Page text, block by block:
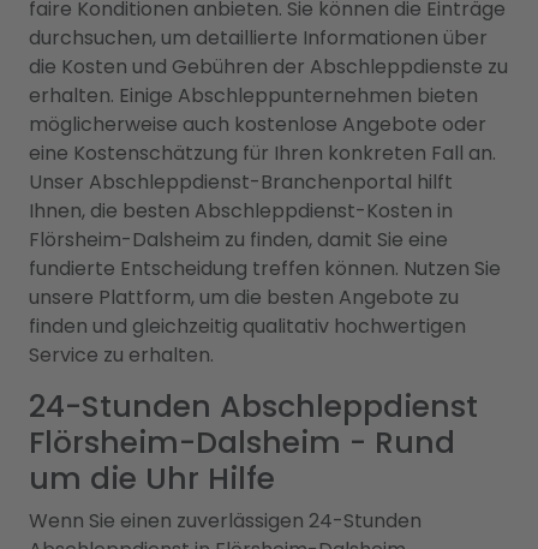
faire Konditionen anbieten. Sie können die Einträge
durchsuchen, um detaillierte Informationen über
die Kosten und Gebühren der Abschleppdienste zu
erhalten. Einige Abschleppunternehmen bieten
möglicherweise auch kostenlose Angebote oder
eine Kostenschätzung für Ihren konkreten Fall an.
Unser Abschleppdienst-Branchenportal hilft
Ihnen, die besten Abschleppdienst-Kosten in
Flörsheim-Dalsheim zu finden, damit Sie eine
fundierte Entscheidung treffen können. Nutzen Sie
unsere Plattform, um die besten Angebote zu
finden und gleichzeitig qualitativ hochwertigen
Service zu erhalten.
24-Stunden Abschleppdienst
Flörsheim-Dalsheim - Rund
um die Uhr Hilfe
Wenn Sie einen zuverlässigen 24-Stunden